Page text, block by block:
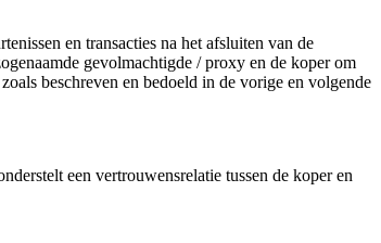
en transacties na het afsluiten van de
gevolmachtigde / proxy en de koper om
beschreven en bedoeld in de vorige en volgende
een vertrouwensrelatie tussen de koper en